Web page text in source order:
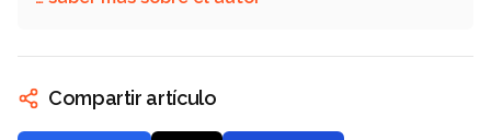
Compartir artículo